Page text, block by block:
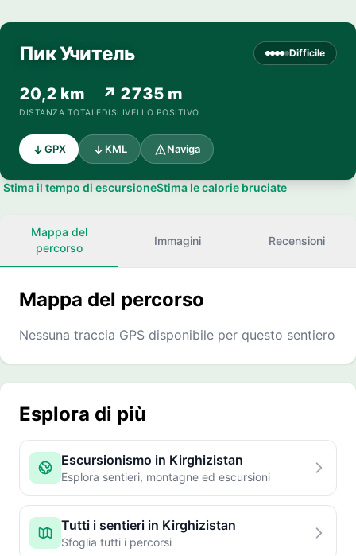
Пик Учитель Difficile
20,2 km
DISTANZA TOTALE
↗ 2735 m
DISLIVELLO POSITIVO
GPX KML Naviga
Stima il tempo di escursioneStima le calorie bruciate
Mappa del
percorso
Immagini Recensioni
Mappa del percorso
Nessuna traccia GPS disponibile per questo sentiero
Esplora di più
Escursionismo in Kirghizistan
Esplora sentieri, montagne ed escursioni
Tutti i sentieri in Kirghizistan
Sfoglia tutti i percorsi